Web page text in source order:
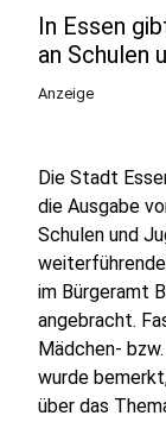
In Essen
an Schulen
Anzeige
Die Stadt
die Ausgabe
Schulen und
im Bürgeramt
angebracht.
Mädchen-
wurde
über das